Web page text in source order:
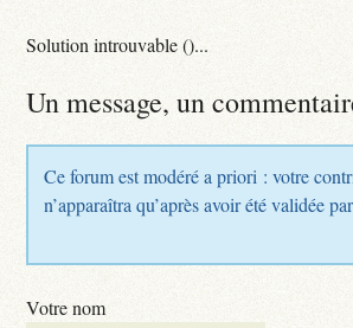
Solution introuvable ()...
Un message, un
Ce forum est modéré a priori : votre
n’apparaîtra qu’après avoir été validée
Votre nom